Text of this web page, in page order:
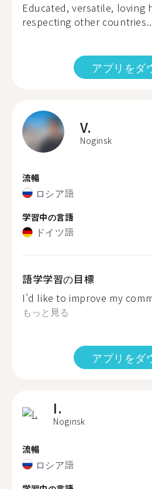
Educated, versatile, loving
respecting other
アプリをダ
V.
Noginsk
流暢
ロシア語
学習中の言語
ドイツ語
語学学習の目標
I'd like to improve my
もっと見る
アプリをダ
I.
Noginsk
流暢
ロシア語